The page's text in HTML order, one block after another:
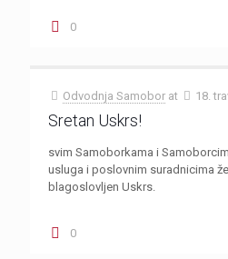
0
Odvodnja Samobor at 18.
Sretan Uskrs!
svim Samoborkama i
usluga i poslovnim suradnicima
blagoslovljen Uskrs.
0